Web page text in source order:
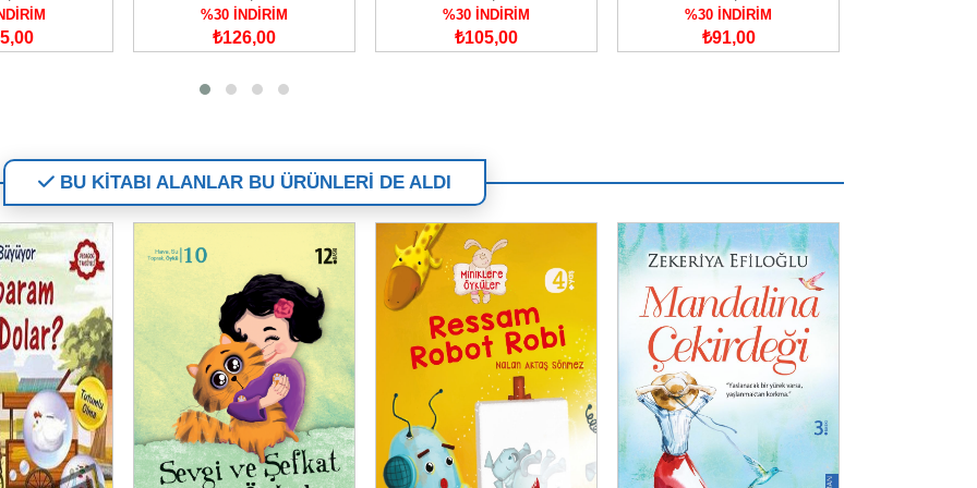
%30 İNDİRİM
₺126,00
%30 İNDİRİM
₺105,00
%30 İNDİRİM
₺91,00
BU KİTABI ALANLAR BU ÜRÜNLERİ DE ALDI